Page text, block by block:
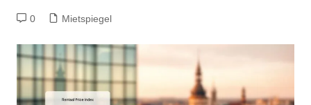
0 Mietspiegel